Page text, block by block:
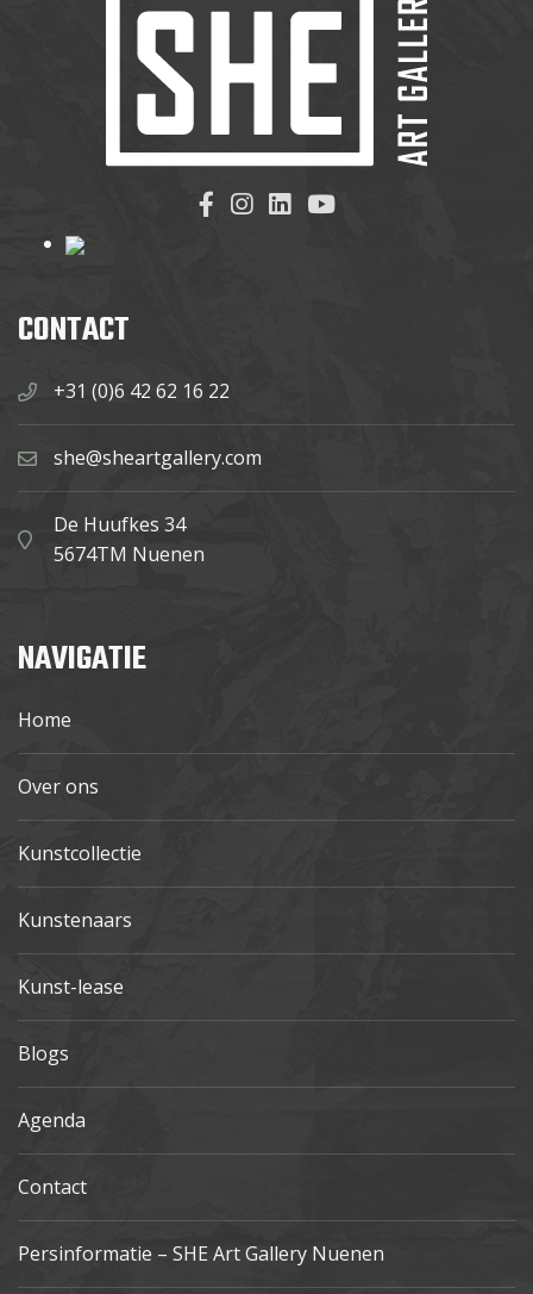
CONTACT
+31 (0)6 42 62 16 22
she@sheartgallery.com
De Huufkes 34
5674TM Nuenen
NAVIGATIE
Home
Over ons
Kunstcollectie
Kunstenaars
Kunst-lease
Blogs
Agenda
Contact
Persinformatie – SHE Art Gallery Nuenen